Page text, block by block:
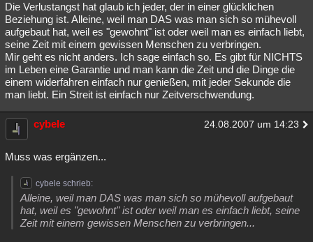
Die Verlustangst hat glaub ich jeder, der in einer glücklichen
Beziehung ist. Alleine, weil man DAS was man sich so mühevoll
aufgebaut hat, weil es "gewohnt" ist oder weil man es einfach liebt,
seine Zeit mit einem gewissen Menschen zu verbringen.
Mir geht es nicht anders. Ich sage einfach so. Es gibt für NICHTS
im Leben eine Garantie und man kann die Zeit und die Dinge die
einem widerfahren einfach nur genießen, mit jeder Sekunde die
man liebt. Ein Streit ist einfach nur Zeitverschwendung.
cybele 24.08.2007 um 14:23
Muss was ergänzen...
cybele schrieb:
Alleine, weil man DAS was man sich so mühevoll aufgebaut
hat, weil es "gewohnt" ist oder weil man es einfach liebt, seine
Zeit mit einem gewissen Menschen zu verbringen...